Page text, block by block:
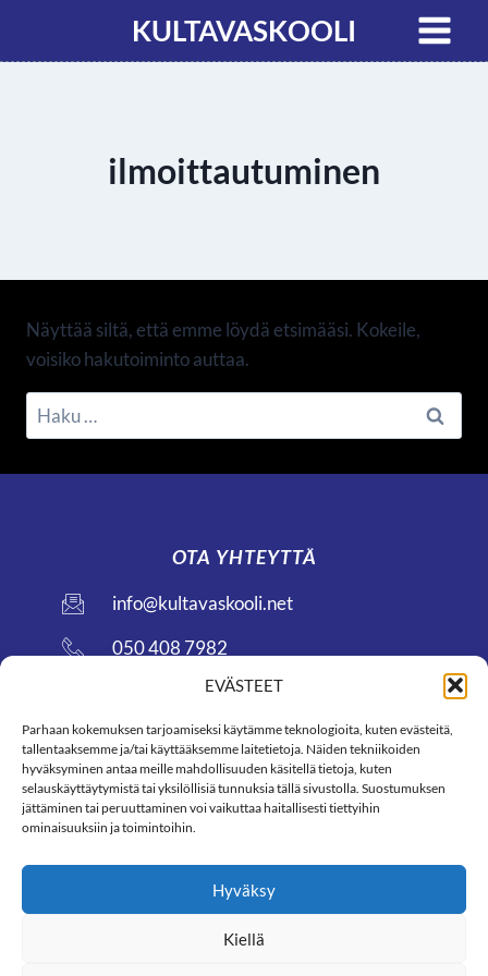
EVÄSTEET
Parhaan kokemuksen tarjoamiseksi käytämme teknologioita, kuten evästeitä,
tallentaaksemme ja/tai käyttääksemme laitetietoja. Näiden tekniikoiden
hyväksyminen antaa meille mahdollisuuden käsitellä tietoja, kuten
selauskäyttäytymistä tai yksilöllisiä tunnuksia tällä sivustolla. Suostumuksen
jättäminen tai peruuttaminen voi vaikuttaa haitallisesti tiettyihin
ominaisuuksiin ja toimintoihin.
Hyväksy
Kiellä
KULTAVASKOOLI
ilmoittautuminen
Näyttää siltä, että emme löydä etsimääsi. Kokeile,
voisiko hakutoiminto auttaa.
OTA YHTEYTTÄ
info@kultavaskooli.net
050 408 7982
TULOSPALVELU
marko@sevenbeach.fi
0400 777 387